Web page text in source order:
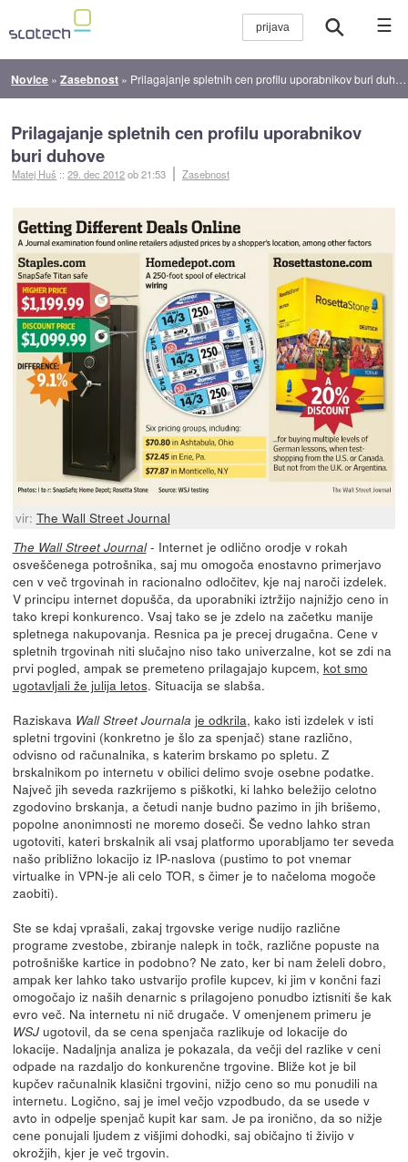
☰
Novice »Zasebnost » Prilagajanje spletnih cen profilu uporabnikov buri duhove
Prilagajanje spletnih cen profilu uporabnikov
buri duhove
Matej Huš ::29. dec 2012ob 21:53 Zasebnost
vir: The Wall Street Journal
The Wall Street Journal- Internet je odlično orodje v rokah
osveščenega potrošnika, saj mu omogoča enostavno primerjavo
cen v več trgovinah in racionalno odločitev, kje naj naroči izdelek.
V principu internet dopušča, da uporabniki iztržijo najnižjo ceno in
tako krepi konkurenco. Vsaj tako se je zdelo na začetku manije
spletnega nakupovanja. Resnica pa je precej drugačna. Cene v
spletnih trgovinah niti slučajno niso tako univerzalne, kot se zdi na
prvi pogled, ampak se premeteno prilagajajo kupcem, kot smo
ugotavljali že julija letos. Situacija se slabša.
Raziskava Wall Street Journala je odkrila, kako isti izdelek v isti
spletni trgovini (konkretno je šlo za spenjač) stane različno,
odvisno od računalnika, s katerim brskamo po spletu. Z
brskalnikom po internetu v obilici delimo svoje osebne podatke.
Največ jih seveda razkrijemo s piškotki, ki lahko beležijo celotno
zgodovino brskanja, a četudi nanje budno pazimo in jih brišemo,
popolne anonimnosti ne moremo doseči. Še vedno lahko stran
ugotoviti, kateri brskalnik ali vsaj platformo uporabljamo ter seveda
našo približno lokacijo iz IP-naslova (pustimo to pot vnemar
virtualke in VPN-je ali celo TOR, s čimer je to načeloma mogoče
zaobiti).
Ste se kdaj vprašali, zakaj trgovske verige nudijo različne
programe zvestobe, zbiranje nalepk in točk, različne popuste na
potrošniške kartice in podobno? Ne zato, ker bi nam želeli dobro,
ampak ker lahko tako ustvarijo profile kupcev, ki jim v končni fazi
omogočajo iz naših denarnic s prilagojeno ponudbo iztisniti še kak
evro več. Na internetu ni nič drugače. V omenjenem primeru je
WSJugotovil, da se cena spenjača razlikuje od lokacije do
lokacije. Nadaljnja analiza je pokazala, da večji del razlike v ceni
odpade na razdaljo do konkurenčne trgovine. Bliže kot je bil
kupčev računalnik klasični trgovini, nižjo ceno so mu ponudili na
internetu. Logično, saj je imel večjo vzpodbudo, da se usede v
avto in odpelje spenjač kupit kar sam. Je pa ironično, da so nižje
cene ponujali ljudem z višjimi dohodki, saj običajno ti živijo v
okrožjih, kjer je več trgovin.